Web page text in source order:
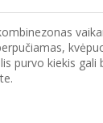
purvo kiekis gali